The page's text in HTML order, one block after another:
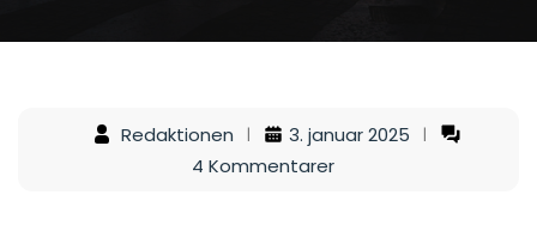
Redaktionen
3. januar 2025
4 Kommentarer